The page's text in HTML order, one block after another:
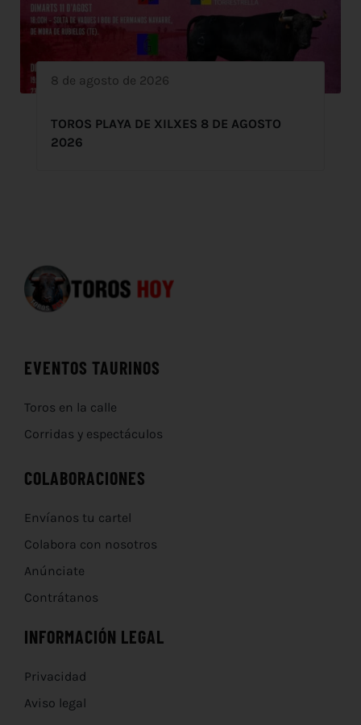
8 de agosto de 2026
TOROS PLAYA DE XILXES 8 DE AGOSTO
2026
EVENTOS TAURINOS
Toros en la calle
Corridas y espectáculos
COLABORACIONES
Envíanos tu cartel
Colabora con nosotros
Anúnciate
Contrátanos
INFORMACIÓN LEGAL
Privacidad
Aviso legal